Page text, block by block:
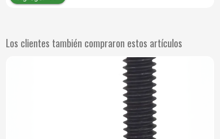
Los clientes también compraron estos artículos